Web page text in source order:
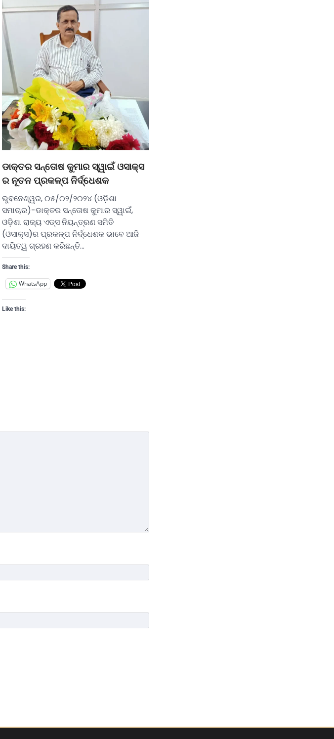
ଡାକ୍ତର ସନ୍ତୋଷ କୁମାର ସ୍ୱାଇଁ ଓସାକ୍ସ
ର ନୂତନ ପ୍ରକଳ୍ପ ନିର୍ଦ୍ଧେଶକ
ଭୁବନେଶ୍ୱର, ୦୫/୦୨/୨୦୨୪ (ଓଡ଼ିଶା
ସମାଚାର)-ଡାକ୍ତର ସନ୍ତୋଷ କୁମାର ସ୍ୱାଇଁ,
ଓଡ଼ିଶା ରାଜ୍ୟ ଏଡ୍ସ ନିୟନ୍ତ୍ରଣ ସମିତି
(ଓସାକ୍ସ)ର ପ୍ରକଳ୍ପ ନିର୍ଦ୍ଧେଶକ ଭାବେ ଆଜି
ଦାୟିତ୍ୱ ଗ୍ରହଣ କରିଛନ୍ତି…
Share this:
WhatsApp
Like this: